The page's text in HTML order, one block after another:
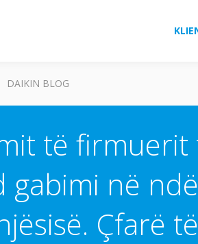
DAIKIN BLOG
të
gabimi në
Çfarë